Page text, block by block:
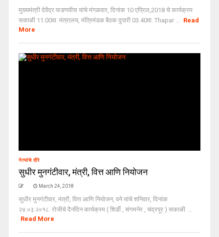
मुख्यमंत्री देवेंद्र फडणवीस यांचे मंगळवार, दिनांक 10 एप्रिल,2018 चे कार्यक्रम
सकाळी 11.00वा. मंत्रालय, मंत्रिमंडळ बैठक दुपारी 03.40वा. Thapar ... Read
More
नेत्यांचे दौरे
सुधीर मुनगंटीवार, मंत्री, वित्त आणि नियोजन
March 24, 2018
सुधीर मुनगंटीवार, मंत्री, वित्त आणि नियोजन, वने यांचे शनिवार, दिनांक
२४.०३.२०१८. रोजीचे दैनंदिन कार्यक्रम ( शिर्डी , संगमनेर , चंद्रपूर ) सकाळी ...
Read More